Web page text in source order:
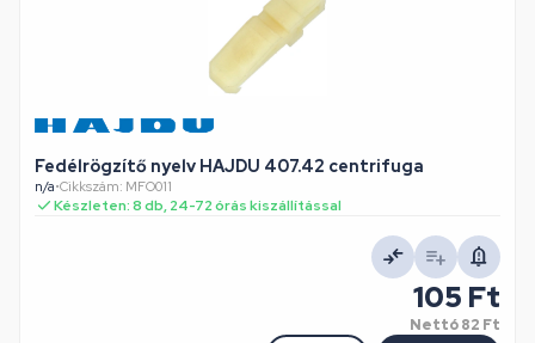
Fedélrögzítő nyelv HAJDU 407.42 centrifuga
n/a•Cikkszám: MFO011
Készleten: 8 db, 24-72 órás kiszállítással
105 Ft
Nettó82 Ft